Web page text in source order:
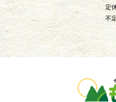
定
不